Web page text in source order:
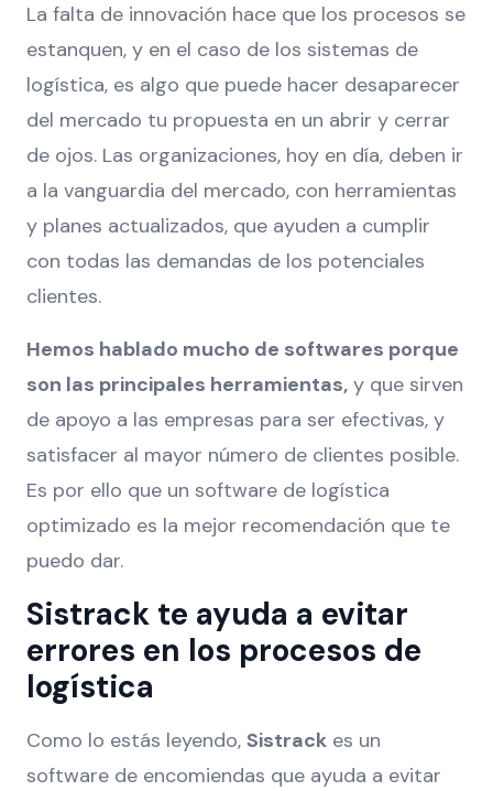
La falta de innovación hace que los procesos se
estanquen, y en el caso de los sistemas de
logística, es algo que puede hacer desaparecer
del mercado tu propuesta en un abrir y cerrar
de ojos. Las organizaciones, hoy en día, deben ir
a la vanguardia del mercado, con herramientas
y planes actualizados, que ayuden a cumplir
con todas las demandas de los potenciales
clientes.
Hemos hablado mucho de softwares porque
son las principales herramientas, y que sirven
de apoyo a las empresas para ser efectivas, y
satisfacer al mayor número de clientes posible.
Es por ello que un software de logística
optimizado es la mejor recomendación que te
puedo dar.
Sistrack te ayuda a evitar
errores en los procesos de
logística
Como lo estás leyendo, Sistrack es un
software de encomiendas que ayuda a evitar